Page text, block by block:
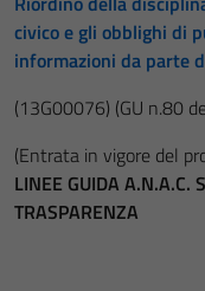
civico e gli obblighi di
informazioni da parte
(13G00076) (GU n.80
(Entrata in vigore del
LINEE GUIDA A.N.A.C.
TRASPARENZA